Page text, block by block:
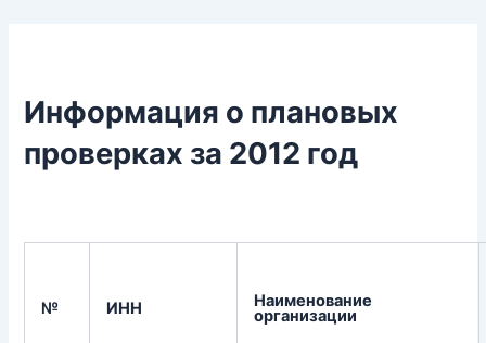
Информация о плановых
проверках за 2012 год
№ ИНН Наименование
организации